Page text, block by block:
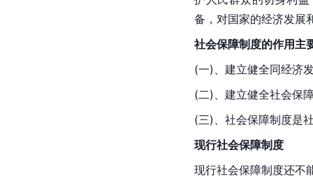
备，对国家的经济发展
社会保障制度的作用主
(一)、建立健全同经济
(二)、建立健全社会保
(三)、社会保障制度是
现行社会保障制度
现行社会保障制度还不